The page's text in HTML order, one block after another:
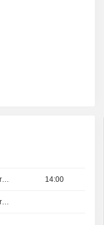
Publication des résultats - Q2 2026 14:00
Publication des résultats - Q2 2026